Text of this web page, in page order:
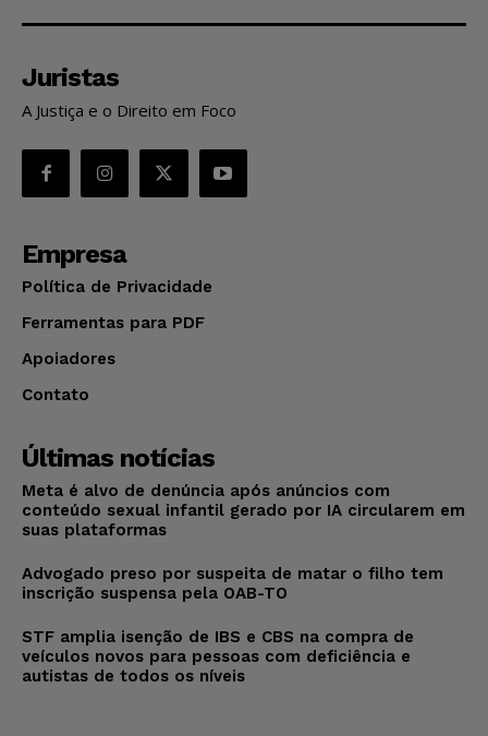
Juristas
A Justiça e o Direito em Foco
Empresa
Política de Privacidade
Ferramentas para PDF
Apoiadores
Contato
Últimas notícias
Meta é alvo de denúncia após anúncios com
conteúdo sexual infantil gerado por IA circularem em
suas plataformas
Advogado preso por suspeita de matar o filho tem
inscrição suspensa pela OAB-TO
STF amplia isenção de IBS e CBS na compra de
veículos novos para pessoas com deficiência e
autistas de todos os níveis